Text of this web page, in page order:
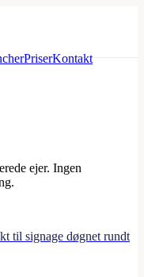
PriserKontakt
ejer. Ingen
til signage døgnet rundt